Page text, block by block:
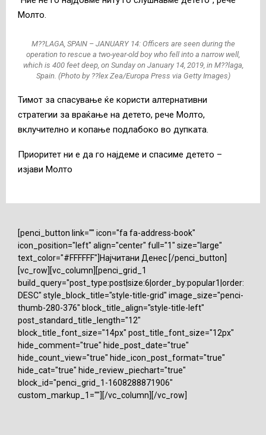
Молто.
M??LAGA, SPAIN – JANUARY 14: Officers are seen during the
operation to rescue a two-year-old boy who fell into a narrow well,
which is 400 feet deep, on Sunday on January 14, 2019, in M??laga,
Spain. (Photo by ??lex Zea/Europa Press via Getty Images)
Тимот за спасување ќе користи алтернативни
стратегии за враќање на детето, рече Молто,
вклучително и копање подлабоко во дупката.
Приоритет ни е да го најдеме и спасиме детето –
изјави Молто
[penci_button link="" icon="fa fa-address-book"
icon_position="left" align="center" full="1" size="large"
text_color="#FFFFFF"]Најчитани Денес [/penci_button]
[vc_row][vc_column][penci_grid_1
build_query="post_type:post|size:6|order_by:popular1|order:
DESC" style_block_title="style-title-grid" image_size="penci-
thumb-280-376" block_title_align="style-title-left"
post_standard_title_length="12"
block_title_font_size="14px" post_title_font_size="12px"
hide_comment="true" hide_post_date="true"
hide_count_view="true" hide_icon_post_format="true"
hide_cat="true" hide_review_piechart="true"
block_id="penci_grid_1-1608288871906"
custom_markup_1=""][/vc_column][/vc_row]